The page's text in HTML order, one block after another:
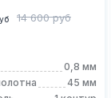
14 600 руб
0,8 мм
45 мм